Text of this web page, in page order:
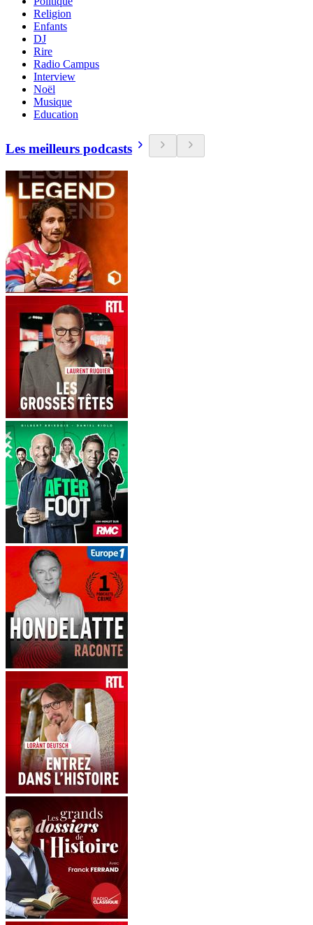
Religion
Enfants
DJ
Rire
Radio Campus
Interview
Noël
Musique
Education
Les meilleurs podcasts